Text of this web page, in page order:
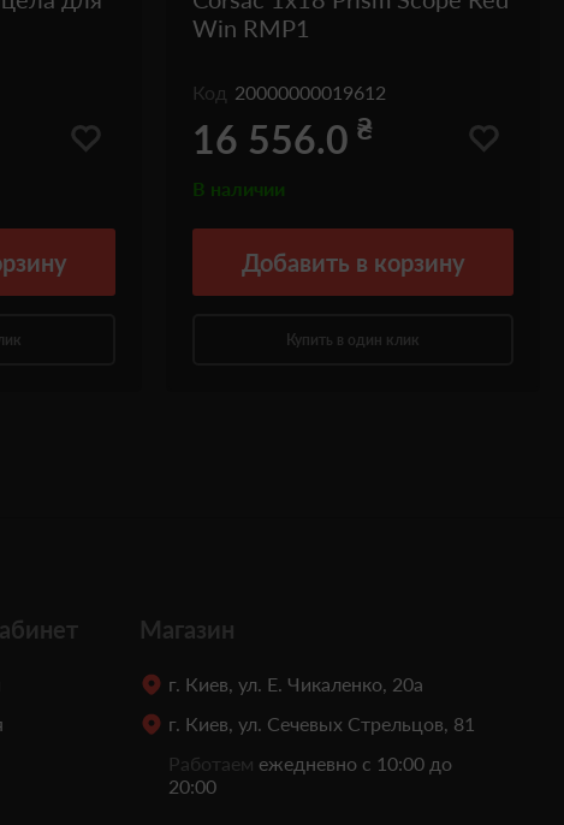
Win RMP1
Код 20000000019612
16 556.0 ₴
В наличии
Добавить в корзину
Купить в один клик
Магазин
г. Киев, ул. Е. Чикаленко, 20а
г. Киев, ул. Сечевых Стрельцов, 81
Работаем ежедневно с 10:00 до
20:00